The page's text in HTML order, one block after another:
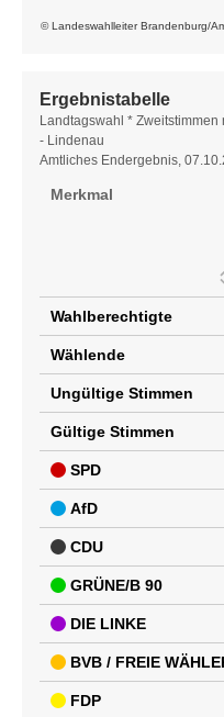
© Landeswahlleiter Brandenburg/
Ergebnistabelle
Ergebnistabelle
Landtagswahl *
- Lindenau
Amtliches Endergebnis,
Merkmal
Wahlberechtigte
Wählende
Ungültige Stimmen
Gültige Stimmen
SPD
AfD
CDU
GRÜNE/B 90
DIE LINKE
BVB / FREIE
FDP